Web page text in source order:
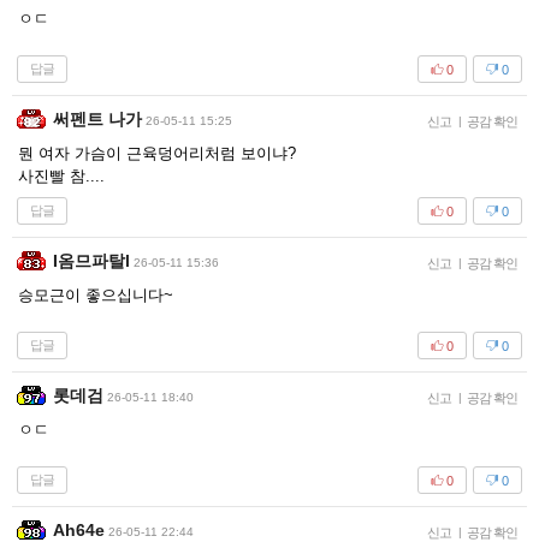
ㅇㄷ
답글 0
0
써펜트 나가 26-05-11 15:25 신고 공감 확인
뭔 여자 가슴이 근육덩어리처럼 보이냐?
사진빨 참....
답글 0
0
I옴므파탈l 26-05-11 15:36 신고 공감 확인
승모근이 좋으십니다~
답글 0
0
롯데검 26-05-11 18:40 신고 공감 확인
ㅇㄷ
답글 0
0
Ah64e 26-05-11 22:44 신고 공감 확인